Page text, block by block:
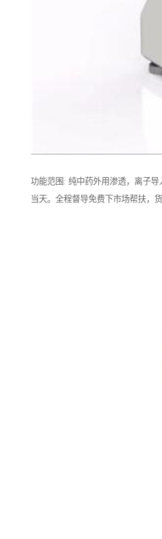
功能范围: 纯中药外用渗透，离子导
当天。全程督导免费下市场帮扶，货